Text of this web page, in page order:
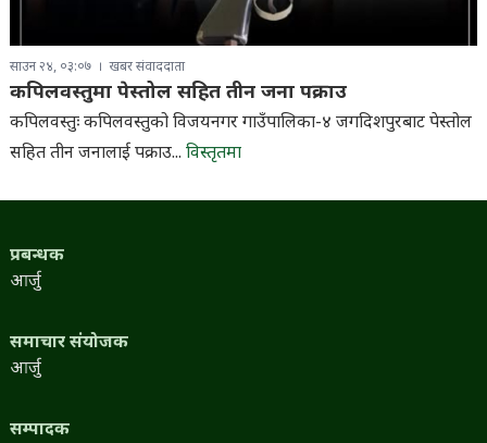
साउन २४, ०३:०७ खबर संवाददाता
कपिलवस्तुमा पेस्तोल सहित तीन जना पक्राउ
कपिलवस्तुः कपिलवस्तुको विजयनगर गाउँपालिका-४ जगदिशपुरबाट पेस्तोल
सहित तीन जनालाई पक्राउ... विस्तृतमा
प्रबन्धक
आर्जु
समाचार संयोजक
आर्जु
सम्पादक